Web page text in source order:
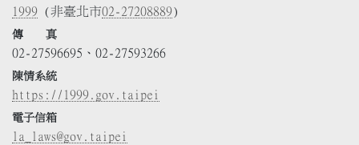
1999 (非臺北市02-27208889)
傳 真
02-27596695、02-27593266
陳情系統
https://1999.gov.taipei
電子信箱
la_laws@gov.taipei